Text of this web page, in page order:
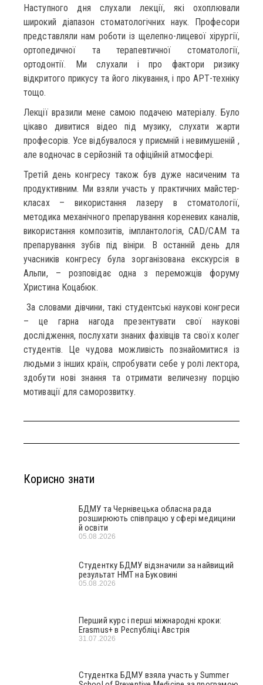
Наступного дня слухали лекції, які охоплювали
широкий діапазон стоматологічних наук. Професори
представляли нам роботи із щелепно-лицевої хірургії,
ортопедичної та терапевтичної стоматології,
ортодонтії. Ми слухали і про фактори ризику
відкритого прикусу та його лікування, і про АРТ-техніку
тощо.
Лекції вразили мене самою подачею матеріалу. Було
цікаво дивитися відео під музику, слухати жарти
професорів. Усе відбувалося у приємній і невимушеній ,
але водночас в серйозній та офіційній атмосфері.
Третій день конгресу також був дуже насиченим та
продуктивним. Ми взяли участь у практичних майстер-
класах – використання лазеру в стоматології,
методика механічного препарування кореневих каналів,
використання композитів, імплантологія, CAD/CAM та
препарування зубів під вініри. В останній день для
учасників конгресу була зорганізована екскурсія в
Альпи, – розповідає одна з переможців форуму
Христина Коцабюк.
За словами дівчини, такі студентські наукові конгреси
– це гарна нагода презентувати свої наукові
дослідження, послухати знаних фахівців та своїх колег
студентів. Це чудова можливість познайомитися із
людьми з інших країн, спробувати себе у ролі лектора,
здобути нові знання та отримати величезну порцію
мотивації для саморозвитку.
Корисно знати
БДМУ та Чернівецька обласна рада
розширюють співпрацю у сфері медицини
й освіти
05.08.2026
Студентку БДМУ відзначили за найвищий
результат НМТ на Буковині
05.08.2026
Перший курс і перші міжнародні кроки:
Erasmus+ в Республіці Австрія
31.07.2026
Студентка БДМУ взяла участь у Summer